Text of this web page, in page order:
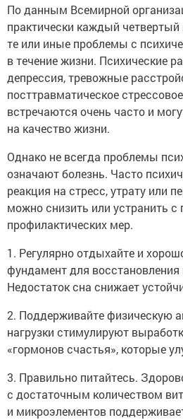
По данным Всемирной
практически каждый
те или иные проблемы с
в течение жизни. Психические
депрессия, тревожные
посттравматическое
встречаются очень часто и
на качество жизни.
Однако не всегда проблемы
означают болезнь. Часто
реакция на стресс, утрату или
можно снизить или устранить
профилактических мер.
1. Регулярно отдыхайте и
фундамент для
Недостаток сна снижает
2. Поддерживайте физическую
нагрузки стимулируют
«гормонов счастья», которые
3. Правильно питайтесь.
с достаточным количеством
и микроэлементов